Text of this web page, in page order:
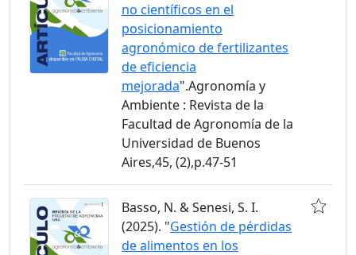
no científicos en el
posicionamiento
agronómico de fertilizantes
de eficiencia
mejorada".Agronomía y
Ambiente : Revista de la
Facultad de Agronomía de la
Universidad de Buenos
Aires,45, (2),p.47-51
Basso, N. & Senesi, S. I.
(2025). "Gestión de pérdidas
de alimentos en los